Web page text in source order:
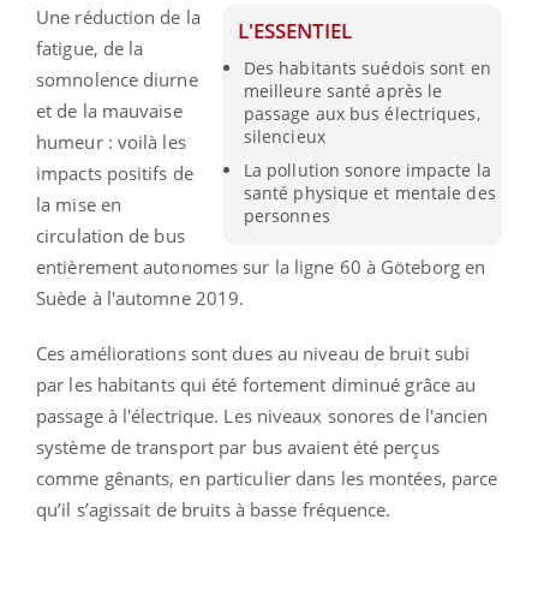
L'ESSENTIEL
Des habitants suédois sont en
meilleure santé après le
passage aux bus électriques,
silencieux
La pollution sonore impacte la
santé physique et mentale des
personnes
Une réduction de la
fatigue, de la
somnolence diurne
et de la mauvaise
humeur : voilà les
impacts positifs de
la mise en
circulation de bus
entièrement autonomes sur la ligne 60 à Göteborg en
Suède à l'automne 2019.
Ces améliorations sont dues au niveau de bruit subi
par les habitants qui été fortement diminué grâce au
passage à l'électrique. Les niveaux sonores de l'ancien
système de transport par bus avaient été perçus
comme gênants, en particulier dans les montées, parce
qu’il s’agissait de bruits à basse fréquence.